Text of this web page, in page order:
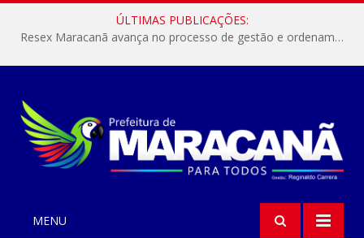
ÚLTIMAS PUBLICAÇÕES:
Resex Maracanã avança no processo de gestão e ordenamento do turismo em nossas áreas protegidas.
MENU